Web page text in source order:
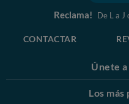
Reclama! De L a J
CONTACTAR
Únete
Los